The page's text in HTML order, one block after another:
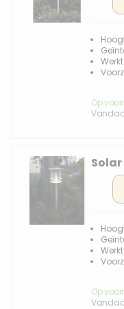
Op
Solar
Op